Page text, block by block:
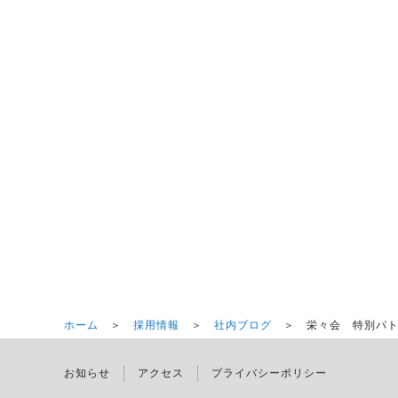
ホーム ＞ 採用情報 ＞ 社内ブログ ＞ 栄々会 特別パト
お知らせ アクセス プライバシーポリシー